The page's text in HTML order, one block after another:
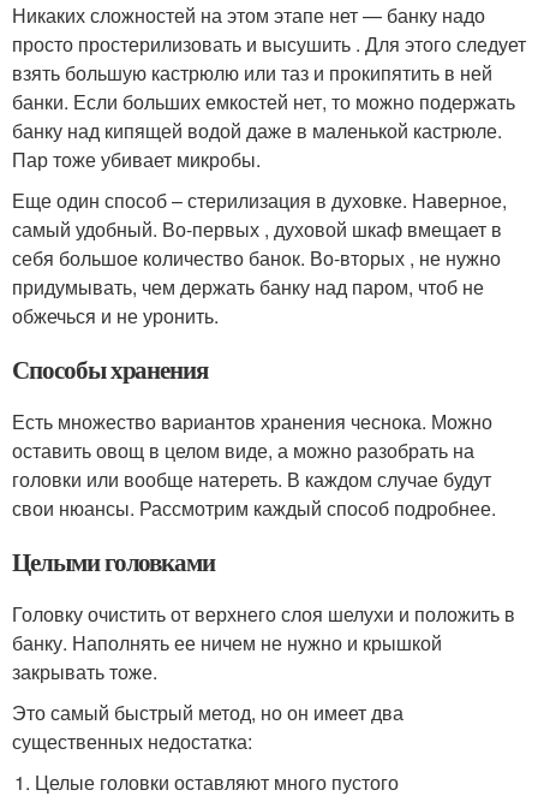
Никаких сложностей на этом этапе нет — банку надо
просто простерилизовать и высушить . Для этого следует
взять большую кастрюлю или таз и прокипятить в ней
банки. Если больших емкостей нет, то можно подержать
банку над кипящей водой даже в маленькой кастрюле.
Пар тоже убивает микробы.
Еще один способ – стерилизация в духовке. Наверное,
самый удобный. Во-первых , духовой шкаф вмещает в
себя большое количество банок. Во-вторых , не нужно
придумывать, чем держать банку над паром, чтоб не
обжечься и не уронить.
Способы хранения
Есть множество вариантов хранения чеснока. Можно
оставить овощ в целом виде, а можно разобрать на
головки или вообще натереть. В каждом случае будут
свои нюансы. Рассмотрим каждый способ подробнее.
Целыми головками
Головку очистить от верхнего слоя шелухи и положить в
банку. Наполнять ее ничем не нужно и крышкой
закрывать тоже.
Это самый быстрый метод, но он имеет два
существенных недостатка:
Целые головки оставляют много пустого